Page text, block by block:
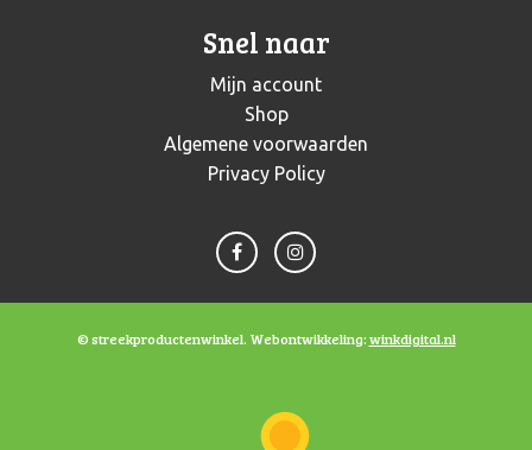
Snel naar
Mijn account
Shop
Algemene voorwaarden
Privacy Policy
© streekproductenwinkel. Webontwikkeling:winkdigital.nl